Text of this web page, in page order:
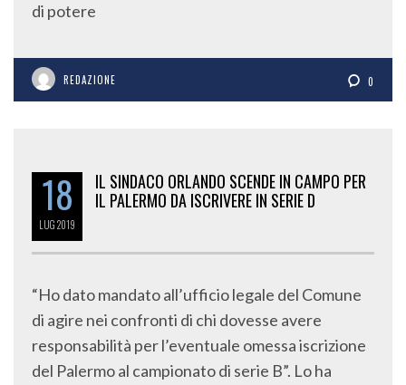
di potere
REDAZIONE 0
18
LUG2019
IL SINDACO ORLANDO SCENDE IN CAMPO PER
IL PALERMO DA ISCRIVERE IN SERIE D
“Ho dato mandato all’ufficio legale del Comune
di agire nei confronti di chi dovesse avere
responsabilità per l’eventuale omessa iscrizione
del Palermo al campionato di serie B”. Lo ha